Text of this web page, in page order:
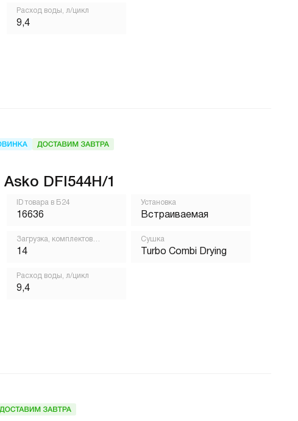
Расход воды, л/цикл
9,4
Asko DFI544H/1
ID товара в Б24
16636
Установка
Встраиваемая
Загрузка, комплектов
посуды
14
Сушка
Turbo Combi Drying
Расход воды, л/цикл
9,4